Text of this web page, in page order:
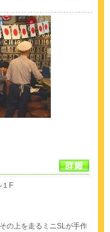
１F
の上を走るミニSLが手作